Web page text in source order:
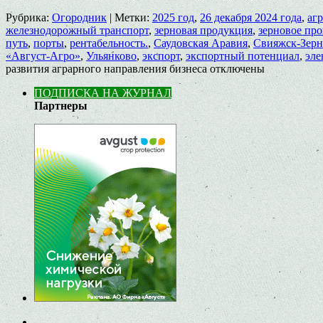
Рубрика: Огородник | Метки: 2025 год, 26 декабря 2024 года,
железнодорожный транспорт, зерновая продукция, зерновое
путь, порты, рентабельность., Саудовская Аравия,Свияжск-
«Август-Агро», Ульянково, экспорт, экспортный потенциал,
развития аграрного направления бизнеса отключены
ПОДПИСКА НА ЖУРНАЛ
Партнеры